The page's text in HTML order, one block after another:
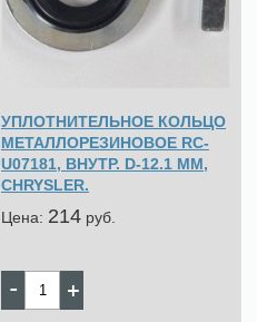
УПЛОТНИТЕЛЬНОЕ КОЛЬЦО
МЕТАЛЛОРЕЗИНОВОЕ RC-
U07181, ВНУТР. D-12.1 MM,
CHRYSLER.
Цена: 214 pуб.